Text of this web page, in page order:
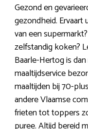
Gezond en
gezondheid.
van een
zelfstandig koken?
Baarle-Hertog is
maaltijdservice
maaltijden bij 70-
andere Vlaamse
frieten tot toppers